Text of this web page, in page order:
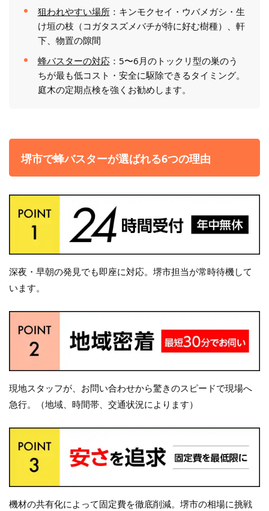
狙われやすい場所：キンモクセイ・ウバメガシ・生
け垣の枝（コガタスズメバチが特に好む樹種）、軒
下、物置の隙間
蜂バスターの対応：5〜6月のトックリ型の巣のう
ちが最も低コスト・安全に駆除できるタイミング。
庭木の定期点検を強くお勧めします。
堺市で蜂バスターが選ばれる6つの理由
深夜・早朝の発見でも即座に対応。堺市担当が常時待機して
います。
現地スタッフが、お問い合わせから驚きのスピードで現場へ
急行。（地域、時間帯、交通状況によります）
機材の共有化によって固定費を徹底削減。堺市の相場に挑戦